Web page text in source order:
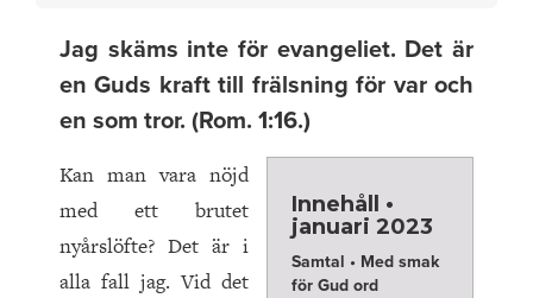
Jag skäms inte för evangeliet. Det är
en Guds kraft till frälsning för var och
en som tror. (Rom. 1:16.)
Innehåll •
januari 2023
Samtal • Med smak
för Gud ord
Kan man vara nöjd
med ett brutet
nyårslöfte? Det är i
alla fall jag. Vid det